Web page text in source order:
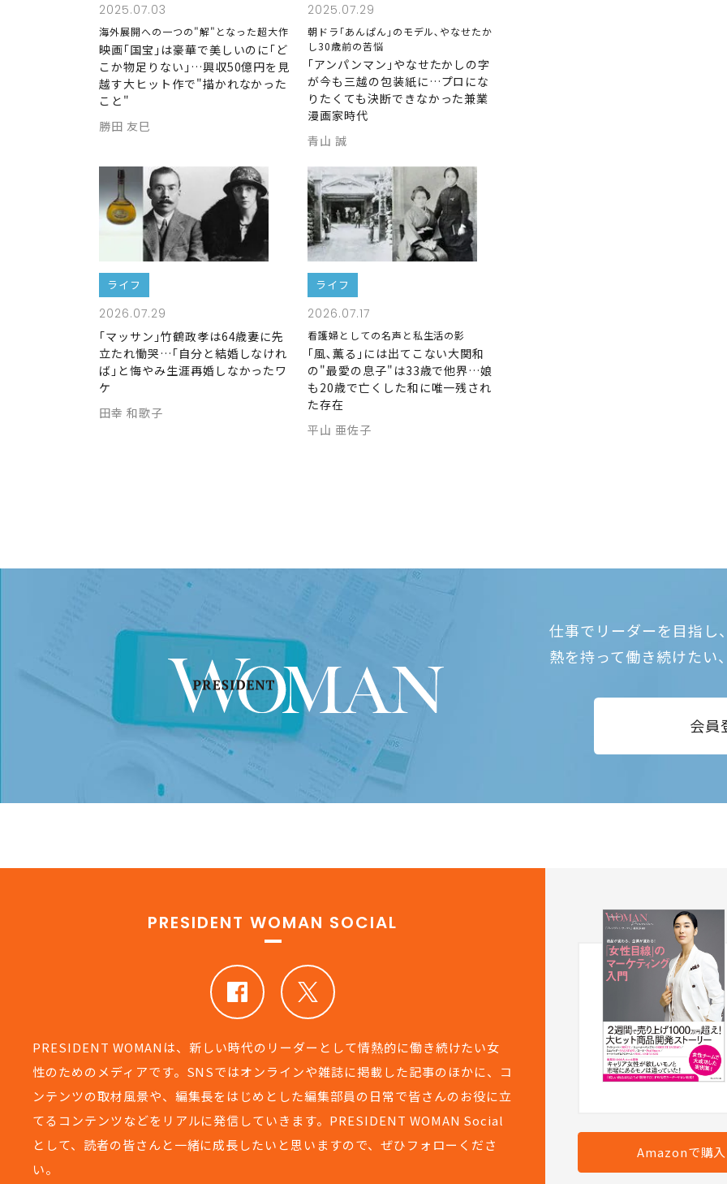
2025.07.03
海外展開への一つの"解"となった超大作
映画｢国宝｣は豪華で美しいのに｢ど
こか物足りない｣…興収50億円を見
越す大ヒット作で"描かれなかった
こと"
勝田 友巳
2025.07.29
朝ドラ｢あんぱん｣のモデル､やなせたか
し30歳前の苦悩
｢アンパンマン｣やなせたかしの字
が今も三越の包装紙に…プロにな
りたくても決断できなかった兼業
漫画家時代
青山 誠
ライフ
2026.07.29
｢マッサン｣竹鶴政孝は64歳妻に先
立たれ慟哭…｢自分と結婚しなけれ
ば｣と悔やみ生涯再婚しなかったワ
ケ
田幸 和歌子
ライフ
2026.07.17
看護婦としての名声と私生活の影
｢風､薫る｣には出てこない大関和
の"最愛の息子"は33歳で他界…娘
も20歳で亡くした和に唯一残され
た存在
平山 亜佐子
仕事でリーダーを目指し
熱を持って働き続けたい
会員
PRESIDENT WOMAN SOCIAL
PRESIDENT WOMANは、新しい時代のリーダーとして情熱的に働き続けたい女
性のためのメディアです。SNSではオンラインや雑誌に掲載した記事のほかに、コ
ンテンツの取材風景や、編集長をはじめとした編集部員の日常で皆さんのお役に立
てるコンテンツなどをリアルに発信していきます。PRESIDENT WOMAN Social
として、読者の皆さんと一緒に成長したいと思いますので、ぜひフォローくださ
い。
Amazonで購入